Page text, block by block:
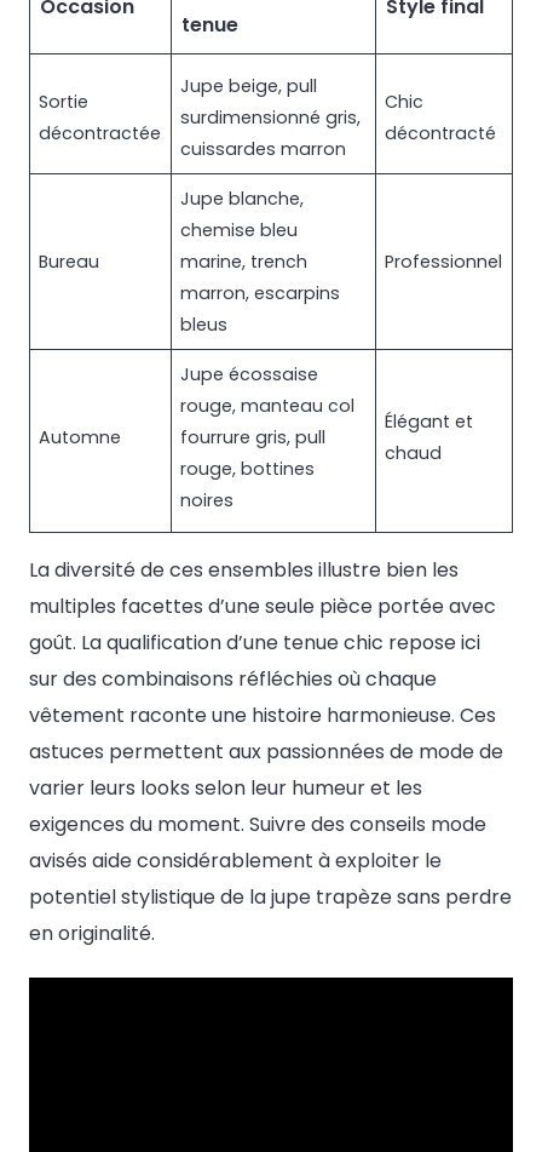
Occasion
tenue
Style final
Sortie
décontractée
Jupe beige, pull
surdimensionné gris,
cuissardes marron
Chic
décontracté
Bureau
Jupe blanche,
chemise bleu
marine, trench
marron, escarpins
bleus
Professionnel
Automne
Jupe écossaise
rouge, manteau col
fourrure gris, pull
rouge, bottines
noires
Élégant et
chaud
La diversité de ces ensembles illustre bien les
multiples facettes d’une seule pièce portée avec
goût. La qualification d’une tenue chic repose ici
sur des combinaisons réfléchies où chaque
vêtement raconte une histoire harmonieuse. Ces
astuces permettent aux passionnées de mode de
varier leurs looks selon leur humeur et les
exigences du moment. Suivre des conseils mode
avisés aide considérablement à exploiter le
potentiel stylistique de la jupe trapèze sans perdre
en originalité.